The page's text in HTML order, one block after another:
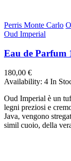
Perris Monte Carlo
Oud Imperial
Eau de Parfum
180,00 €
Availability: 4 In
Oud Imperial è un
legni preziosi e
Java, vengono
simil cuoio, della